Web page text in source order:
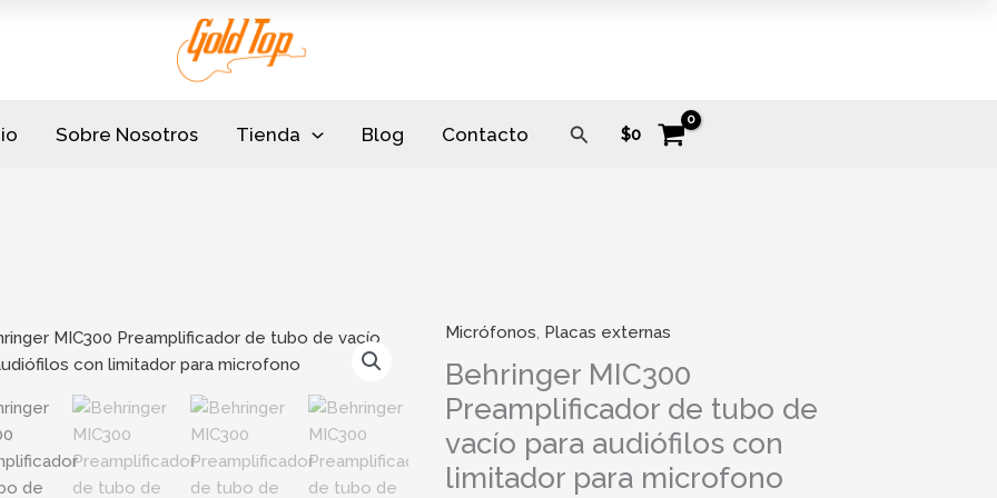
Sobre Nosotros Tienda Blog Contacto Buscar
$0
Micrófonos Placas externas
Behringer MIC300
Preamplificador de tubo de
vacío para audiófilos con
limitador para microfono
Behringer
MIC300
Preamplificador
de
tubo
de